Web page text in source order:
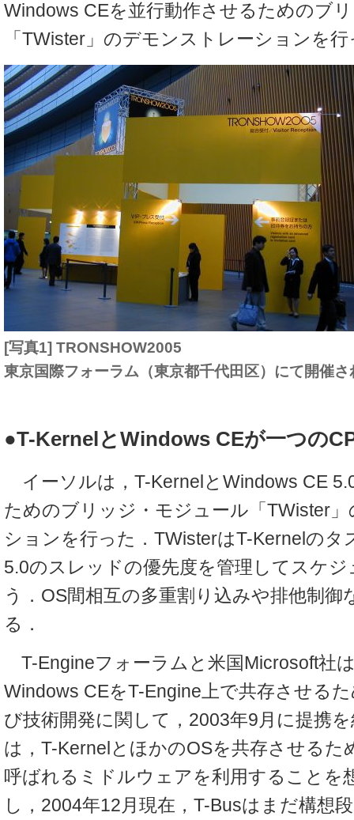
Windows CEを並行動作させるためのブ
「TWister」のデモンストレーションを
[写真1] TRONSHOW2005
東京国際フォーラム（東京都千代田区）にて開催さ
●T-KernelとWindows CEが一つの
イーソルは，T-KernelとWindows CE
ためのブリッジ・モジュール「TWister
ションを行った．TWisterはT-Kernelのタ
5.0のスレッドの優先度を管理してスケ
う．OS間相互の多重割り込みや排他制御
る．
T-Engineフォーラムと米国Microsoft社
Windows CEをT-Engine上で共存させる
び技術開発に関して，2003年9月に提携
は，T-KernelとほかのOSを共存させるた
呼ばれるミドルウェアを利用することを
し，2004年12月現在，T-Busはまだ構想